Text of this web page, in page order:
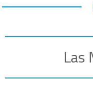
Las